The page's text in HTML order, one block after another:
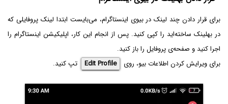
برای قرار دادن چند لینک در بیوی اینستاگرام، می‌بایست ابتدا لینک پروفایلی که
در بهلینک ساخته‌اید را کپی کنید. پس از انجام این کار، اپلیکیشن اینستاگرام را
اجرا کنید و صفحه‌ی پروفایل را باز کنید.
برای ویرایش کردن اطلاعات بیو، روی
Edit Profile تپ کنید.